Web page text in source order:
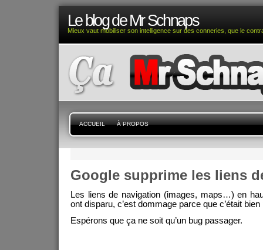
Le blog de Mr Schnaps
Mieux vaut mobiliser son intelligence sur des conneries, que le
ACCUEIL À PROPOS
Google supprime les liens
Les liens de navigation (images, maps…) en
ont disparu, c’est dommage parce que c’était bien
Espérons que ça ne soit qu’un bug passager.